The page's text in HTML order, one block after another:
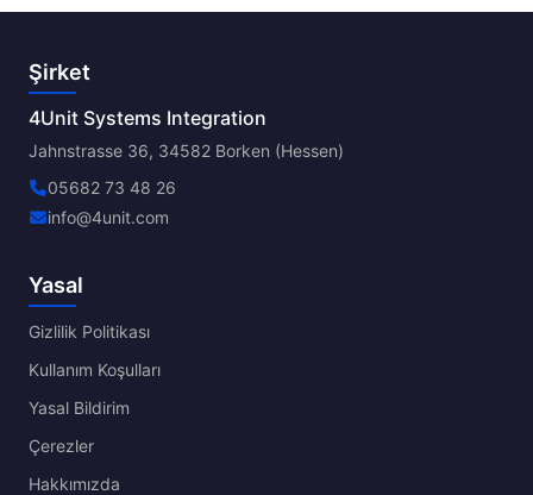
Şirket
4Unit Systems Integration
Jahnstrasse 36, 34582 Borken (Hessen)
05682 73 48 26
info@4unit.com
Yasal
Gizlilik Politikası
Kullanım Koşulları
Yasal Bildirim
Çerezler
Hakkımızda